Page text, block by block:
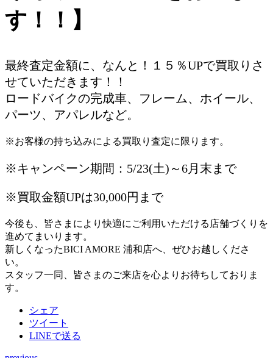
す！！】
最終査定金額に、なんと！１５％UPで買取りさ
せていただきます！！
ロードバイクの完成車、フレーム、ホイール、
パーツ、アパレルなど。
※お客様の持ち込みによる買取り査定に限ります。
※キャンペーン期間：5/23(土)～6月末まで
※買取金額UPは30,000円まで
今後も、皆さまにより快適にご利用いただける店舗づくりを
進めてまいります。
新しくなったBICI AMORE 浦和店へ、ぜひお越しくださ
い。
スタッフ一同、皆さまのご来店を心よりお待ちしておりま
す。
シェア
ツイート
LINEで送る